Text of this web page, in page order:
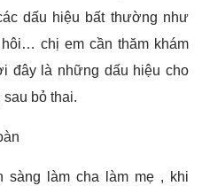
dấu hiệu bất thường như
chị em cần thăm khám
đây là những dấu hiệu cho
bỏ thai.
sàng làm cha làm mẹ , khi